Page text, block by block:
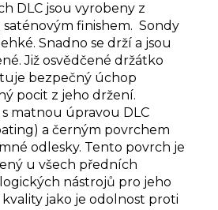
DLC jsou vyrobeny z
saténovým finishem. Sondy
Snadno se drží a jsou
Již osvědčené držátko
bezpečný úchop
pocit z jeho držení.
matnou úpravou DLC
a černým povrchem
odlesky. Tento povrch je
u všech předních
nástrojů pro jeho
jako je odolnost proti